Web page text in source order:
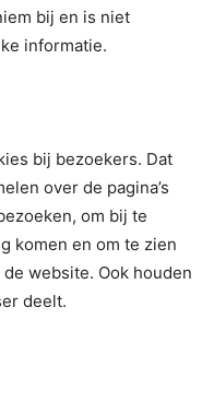
bij en is niet
informatie.
bij bezoekers. Dat
over de pagina’s
om bij te
komen en om te zien
website. Ook houden
deelt.